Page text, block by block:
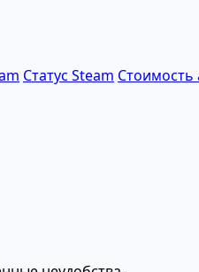
Статус Steam Стоимость